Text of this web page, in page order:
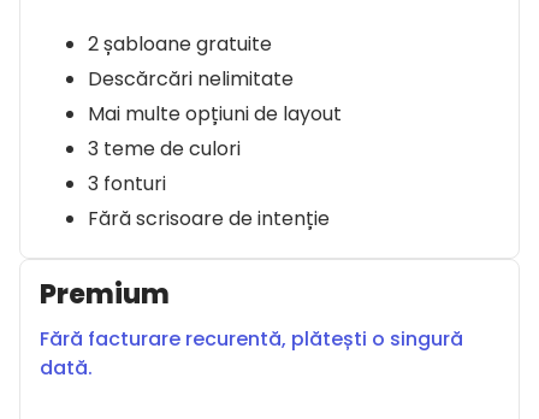
2 șabloane gratuite
Descărcări nelimitate
Mai multe opțiuni de layout
3 teme de culori
3 fonturi
Fără scrisoare de intenție
Premium
Fără facturare recurentă, plătești o singură
dată.